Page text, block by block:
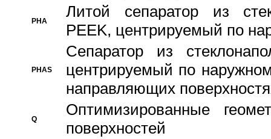
PHA
Литой сепаратор из
PEEK, центрируемый по
PHAS
Сепаратор из
центрируемый по
направляющих
Q
Оптимизированные
поверхностей